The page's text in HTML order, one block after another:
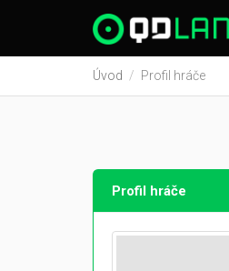
Úvod Profil hráče
Profil hráče